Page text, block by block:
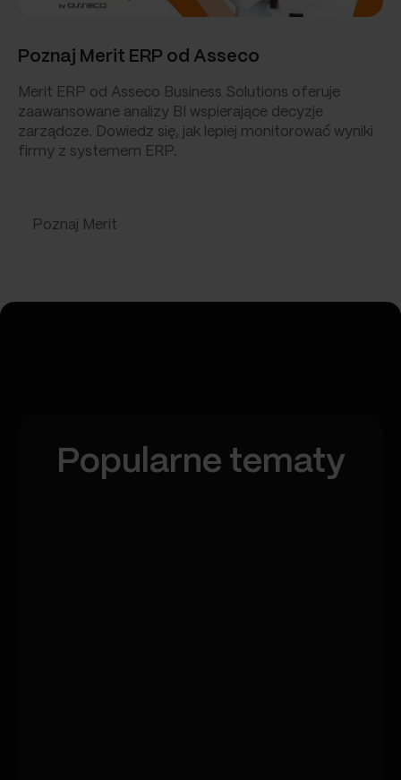
Poznaj Merit ERP od Asseco
Merit ERP od Asseco Business Solutions oferuje
zaawansowane analizy BI wspierające decyzje
zarządcze. Dowiedz się, jak lepiej monitorować wyniki
firmy z systemem ERP.
Poznaj Merit
Popularne tematy